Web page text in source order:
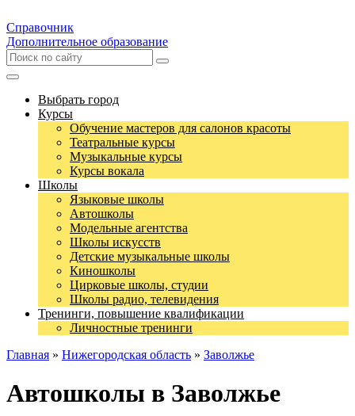
Справочник
Дополнительное образование
Выбрать город
Курсы
Обучение мастеров для салонов красоты
Театральные курсы
Музыкальные курсы
Курсы вокала
Школы
Языковые школы
Автошколы
Модельные агентства
Школы искусств
Детские музыкальные школы
Киношколы
Цирковые школы, студии
Школы радио, телевидения
Тренинги, повышение квалификации
Личностные тренинги
Главная » Нижегородская область » Заволжье
Автошколы в Заволжье